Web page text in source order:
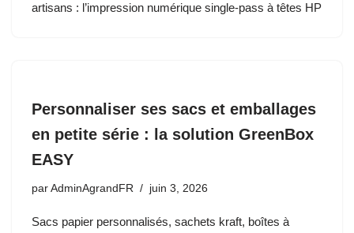
artisans : l’impression numérique single-pass à têtes HP
Personnaliser ses sacs et emballages
en petite série : la solution GreenBox
EASY
par AdminAgrandFR juin 3, 2026
Sacs papier personnalisés, sachets kraft, boîtes à